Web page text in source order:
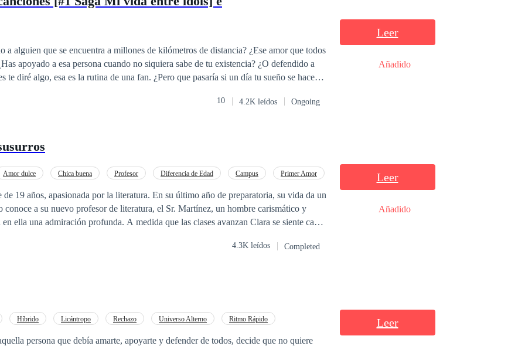
a alguien que se encuentra a millones de kilómetros de distancia? ¿Ese amor que todos
apoyado a esa persona cuando no siquiera sabe de tu existencia? ¿O defendido a
10 4.2K leídos Ongoing
Leer
Añadido
Amor dulce Chica buena Profesor Diferencia de Edad Campus Primer Amor
de 19 años, apasionada por la literatura. En su último año de preparatoria, su vida da un
conoce a su nuevo profesor de literatura, el Sr. Martínez, un hombre carismático y
en ella una admiración profunda. A medida que las clases avanzan Clara se siente cada
4.3K leídos Completed
Leer
Añadido
Híbrido Licántropo Rechazo Universo Alterno
Ritmo Rápido
persona que debía amarte, apoyarte y defender de todos, decide que no quiere
Leer